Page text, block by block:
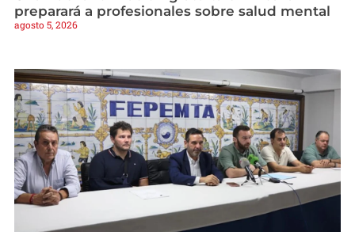
preparará a profesionales sobre salud mental
agosto 5, 2026